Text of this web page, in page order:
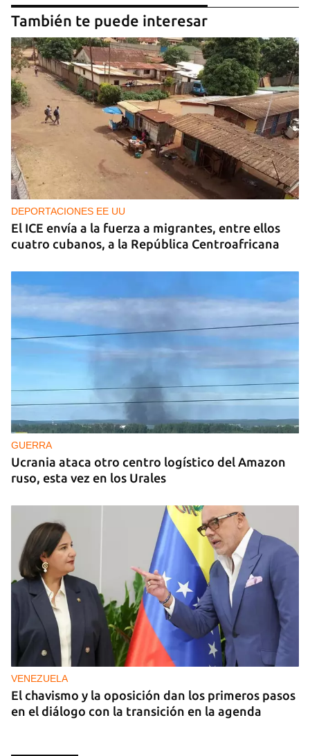
Guardar como favorito
Para poder guardar como favorito, primero has de
iniciar sesión con tu cuenta de 14ymedio.
INICIAR SESIÓN CANCELAR
También te puede interesar
DEPORTACIONES EE UU
El ICE envía a la fuerza a migrantes, entre ellos
cuatro cubanos, a la República Centroafricana
GUERRA
Ucrania ataca otro centro logístico del Amazon
ruso, esta vez en los Urales
VENEZUELA
El chavismo y la oposición dan los primeros pasos
en el diálogo con la transición en la agenda